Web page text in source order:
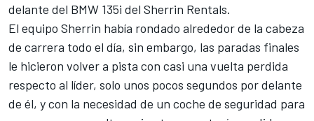
delante del BMW 135i del Sherrin Rentals.
El equipo Sherrin había rondado alrededor de la cabeza
de carrera todo el día, sin embargo, las paradas finales
le hicieron volver a pista con casi una vuelta perdida
respecto al líder, solo unos pocos segundos por delante
de él, y con la necesidad de un coche de seguridad para